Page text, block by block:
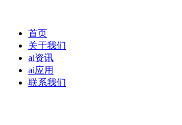
首页
关于我们
ai资讯
ai应用
联系我们